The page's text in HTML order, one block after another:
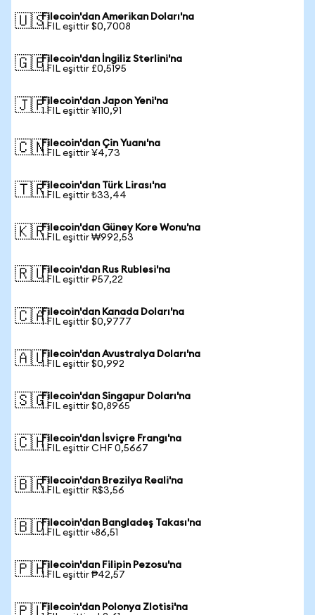
🇺🇸Filecoin'dan Amerikan Doları'na
1 FIL eşittir $0,7008
🇬🇧Filecoin'dan İngiliz Sterlini'na
1 FIL eşittir £0,5195
🇯🇵Filecoin'dan Japon Yeni'na
1 FIL eşittir ¥110,91
🇨🇳Filecoin'dan Çin Yuanı'na
1 FIL eşittir ¥4,73
🇹🇷Filecoin'dan Türk Lirası'na
1 FIL eşittir ₺33,44
🇰🇷Filecoin'dan Güney Kore Wonu'na
1 FIL eşittir ₩992,53
🇷🇺Filecoin'dan Rus Rublesi'na
1 FIL eşittir ₽57,22
🇨🇦Filecoin'dan Kanada Doları'na
1 FIL eşittir $0,9777
🇦🇺Filecoin'dan Avustralya Doları'na
1 FIL eşittir $0,992
🇸🇬Filecoin'dan Singapur Doları'na
1 FIL eşittir $0,8965
🇨🇭Filecoin'dan İsviçre Frangı'na
1 FIL eşittir CHF 0,5667
🇧🇷Filecoin'dan Brezilya Reali'na
1 FIL eşittir R$3,56
🇧🇩Filecoin'dan Bangladeş Takası'na
1 FIL eşittir ৳86,51
🇵🇭Filecoin'dan Filipin Pezosu'na
1 FIL eşittir ₱42,57
Filecoin'dan Polonya Zlotisi'na